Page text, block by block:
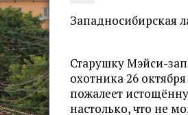
Западносибирская
Старушку Мэйси-
охотника 26
пожалеет
настолько, что не